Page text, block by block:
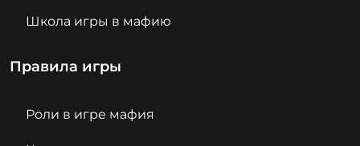
Школа игры в мафию
Правила игры
Роли в игре мафия